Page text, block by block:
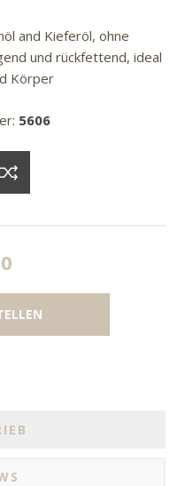
and Kieferöl, ohne
und rückfettend, ideal
Körper
5606